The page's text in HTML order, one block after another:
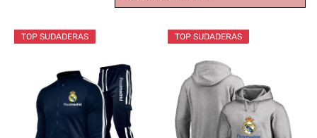
TOP SUDADERAS TOP SUDADERAS